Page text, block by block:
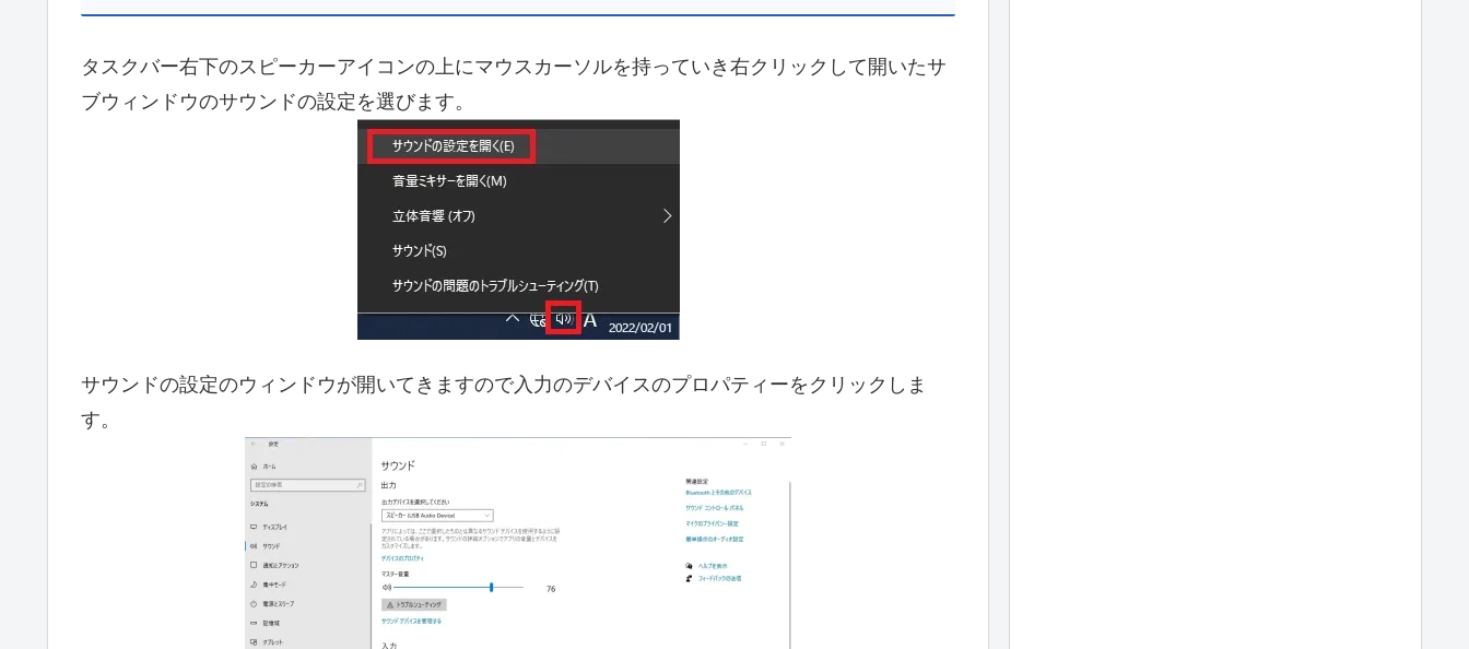
タスクバー右下のスピーカーアイコンの上にマウスカーソルを持っていき右クリックして開いたサ
ブウィンドウのサウンドの設定を選びます。
サウンドの設定のウィンドウが開いてきますので入力のデバイスのプロパティーをクリックしま
す。